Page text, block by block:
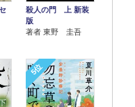
殺人の門 上 新装
版
著者 東野 圭吾
5位